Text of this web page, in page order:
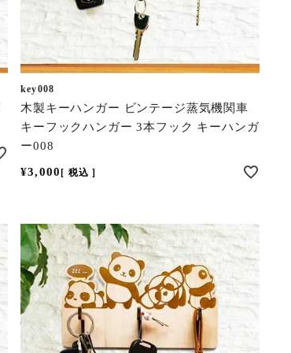
key008
木製キーハンガー ビンテージ蒸気機関車
キーフックハンガー 3本フック キーハンガ
ー008
¥3,000 税込